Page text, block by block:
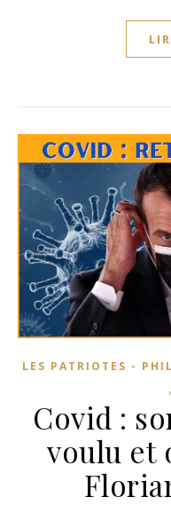
LES PATRIOTES -
,
Covid :
voulu et